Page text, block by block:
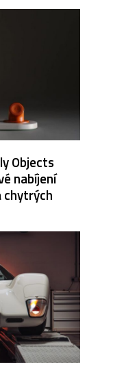
Objects
nabíjení
chytrých